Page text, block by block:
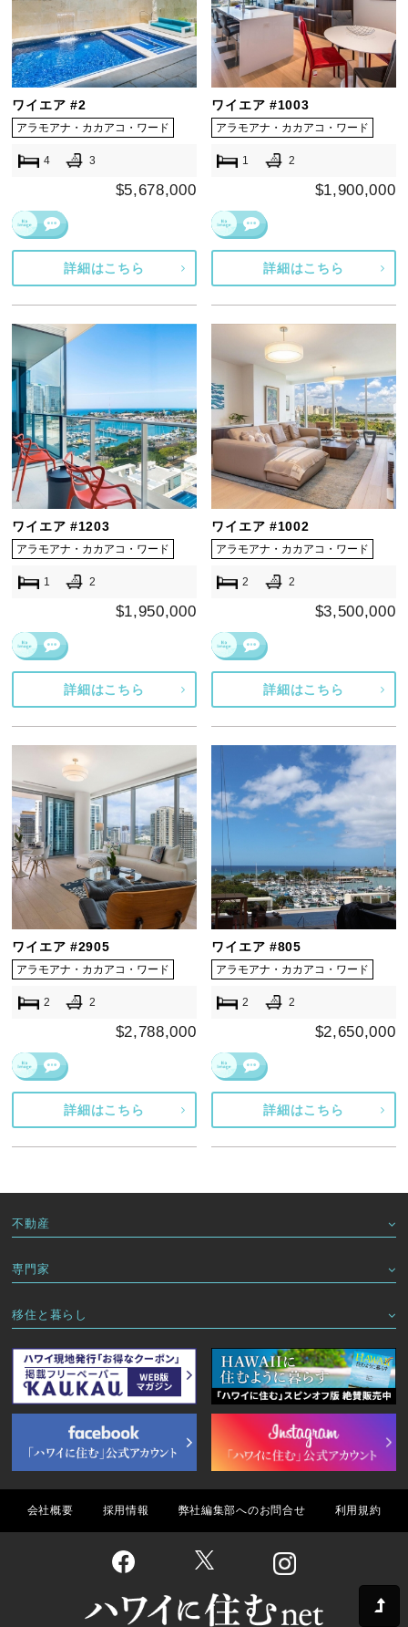
ワイエア #2
アラモアナ・カカアコ・ワード
4 3
$5,678,000
詳細はこちら
ワイエア #1003
アラモアナ・カカアコ・ワード
1 2
$1,900,000
詳細はこちら
ワイエア #1203
アラモアナ・カカアコ・ワード
1 2
$1,950,000
詳細はこちら
ワイエア #1002
アラモアナ・カカアコ・ワード
2 2
$3,500,000
詳細はこちら
ワイエア #2905
アラモアナ・カカアコ・ワード
2 2
$2,788,000
詳細はこちら
ワイエア #805
アラモアナ・カカアコ・ワード
2 2
$2,650,000
詳細はこちら
不動産
専門家
移住と暮らし
会社概要 採用情報 弊社編集部へのお問合せ 利用規約